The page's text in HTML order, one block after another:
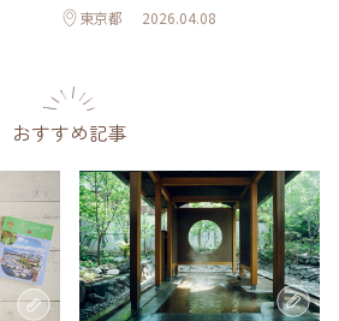
東京都 2026.04.08
おすすめ記事